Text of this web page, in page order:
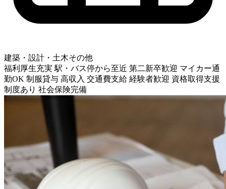
建築・設計・土木その他
福利厚生充実 駅・バス停から至近 第二新卒歓迎 マイカー通
勤OK 制服貸与 高収入 交通費支給 経験者歓迎 資格取得支援
制度あり 社会保険完備